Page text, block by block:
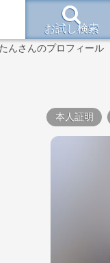
お試し検索
んさんのプロフィール
本人証明